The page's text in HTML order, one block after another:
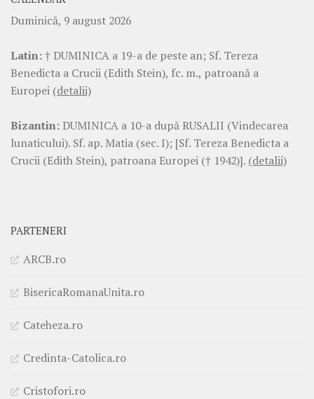
Duminică, 9 august 2026
Latin:† DUMINICA a 19-a de peste an; Sf. Tereza
Benedicta a Crucii (Edith Stein), fc. m., patroană a
Europei (detalii)
Bizantin: DUMINICA a 10-a după RUSALII (Vindecarea
lunaticului). Sf. ap. Matia (sec. I); [Sf. Tereza Benedicta a
Crucii (Edith Stein), patroana Europei († 1942)]. (detalii)
PARTENERI
ARCB.ro
BisericaRomanaUnita.ro
Cateheza.ro
Credinta-Catolica.ro
Cristofori.ro